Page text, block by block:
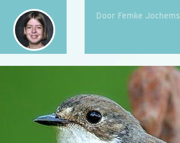
Door Femke Jochems